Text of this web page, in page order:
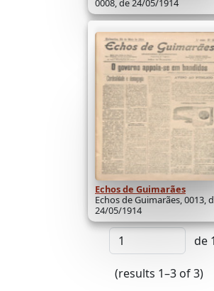
0008, de 24/05/1914
Echos de Guimarães
Echos de Guimarães, 0013,
24/05/1914
de 1
(results 1–3 of 3)